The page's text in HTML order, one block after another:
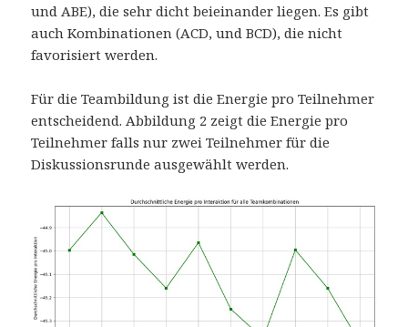
und ABE), die sehr dicht beieinander liegen. Es gibt
auch Kombinationen (ACD, und BCD), die nicht
favorisiert werden.
Für die Teambildung ist die Energie pro Teilnehmer
entscheidend. Abbildung 2 zeigt die Energie pro
Teilnehmer falls nur zwei Teilnehmer für die
Diskussionsrunde ausgewählt werden.